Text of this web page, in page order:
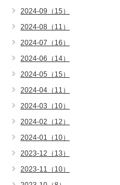
2024-09（15）
2024-08（11）
2024-07（16）
2024-06（14）
2024-05（15）
2024-04（11）
2024-03（10）
2024-02（12）
2024-01（10）
2023-12（13）
2023-11（10）